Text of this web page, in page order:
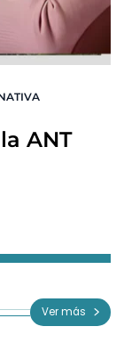
ANT
Ver más